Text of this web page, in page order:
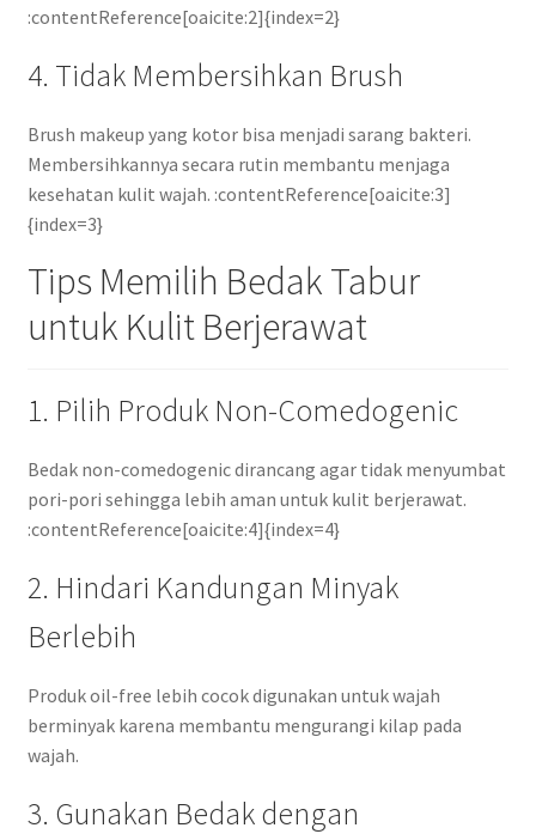
:contentReference[oaicite:2]{index=2}
4. Tidak Membersihkan Brush
Brush makeup yang kotor bisa menjadi sarang bakteri.
Membersihkannya secara rutin membantu menjaga
kesehatan kulit wajah. :contentReference[oaicite:3]
{index=3}
Tips Memilih Bedak Tabur
untuk Kulit Berjerawat
1. Pilih Produk Non-Comedogenic
Bedak non-comedogenic dirancang agar tidak menyumbat
pori-pori sehingga lebih aman untuk kulit berjerawat.
:contentReference[oaicite:4]{index=4}
2. Hindari Kandungan Minyak
Berlebih
Produk oil-free lebih cocok digunakan untuk wajah
berminyak karena membantu mengurangi kilap pada
wajah.
3. Gunakan Bedak dengan